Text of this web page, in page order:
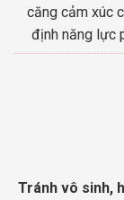
căng cảm xúc
định năng lực
Tránh vô sinh,